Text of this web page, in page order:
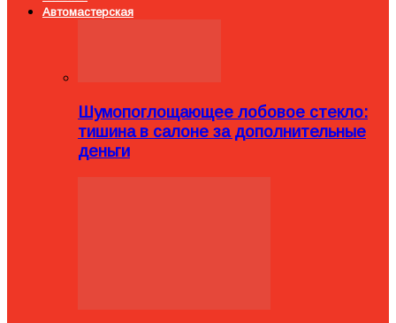
Автомастерская
Шумопоглощающее лобовое стекло:
тишина в салоне за дополнительные
деньги